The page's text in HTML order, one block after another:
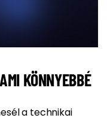
KÖNNYEBBÉ
a technikai